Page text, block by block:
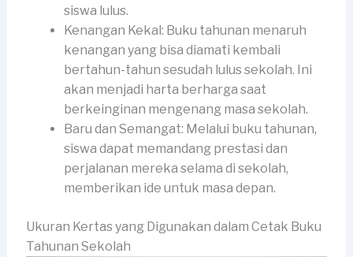
siswa lulus.
Kenangan Kekal: Buku tahunan menaruh
kenangan yang bisa diamati kembali
bertahun-tahun sesudah lulus sekolah. Ini
akan menjadi harta berharga saat
berkeinginan mengenang masa sekolah.
Baru dan Semangat: Melalui buku tahunan,
siswa dapat memandang prestasi dan
perjalanan mereka selama di sekolah,
memberikan ide untuk masa depan.
Ukuran Kertas yang Digunakan dalam Cetak Buku
Tahunan Sekolah